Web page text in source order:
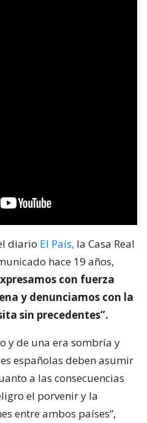
diario El País, la Casa Real
hace 19 años,
con fuerza
y denunciamos con la
sin precedentes”.
y de una era sombría y
españolas deben asumir
a las consecuencias
el porvenir y la
entre ambos países”,